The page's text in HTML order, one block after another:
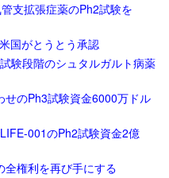
支拡張症薬のPh2試験を
国がとうとう承認
験段階のシュタルガルト病薬
のPh3試験資金6000万ドル
001のPh2試験資金2億
権利を再び手にする